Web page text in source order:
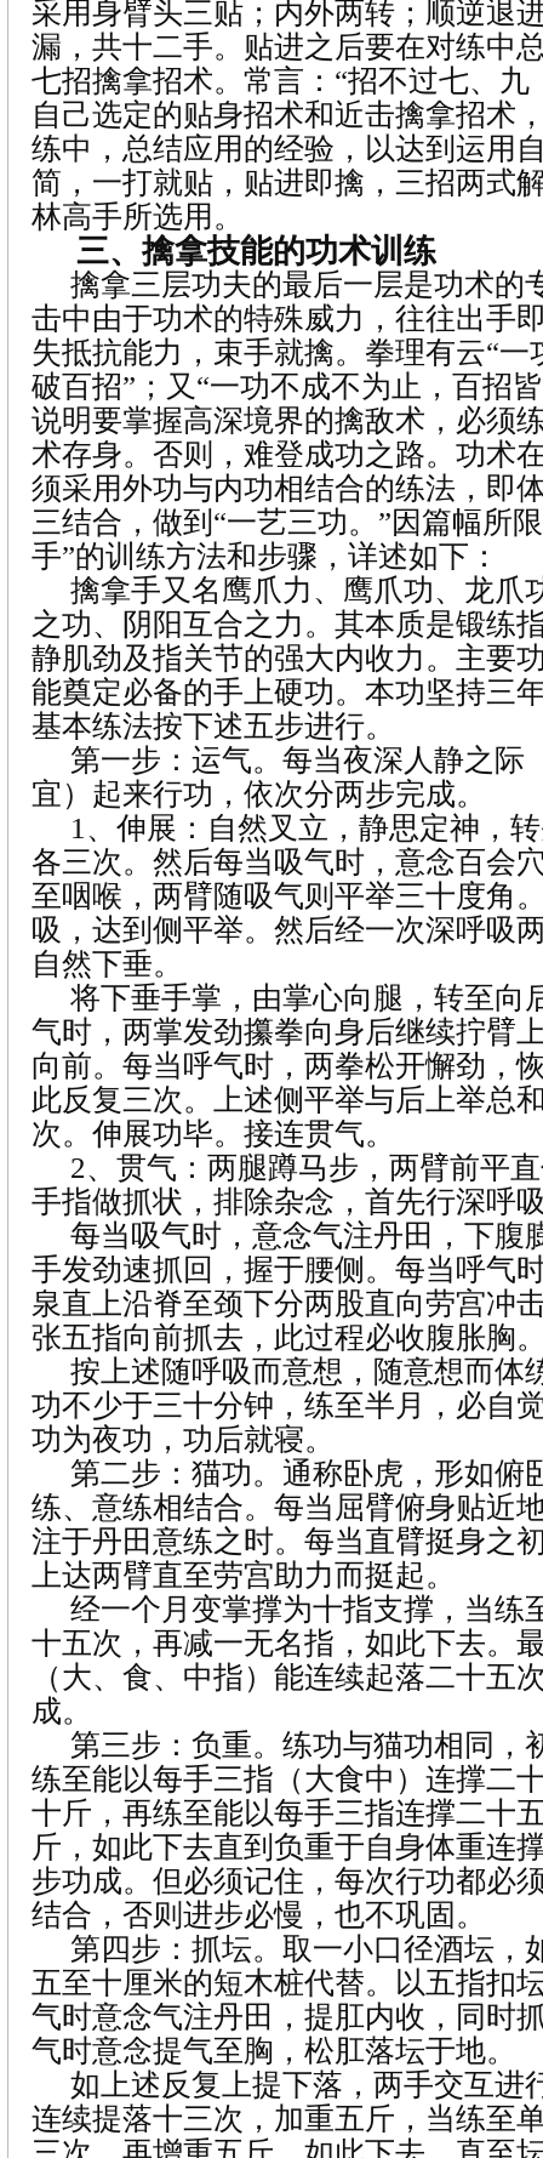
采用身臂头三贴；内外两转；顺逆退
漏，共十二手。贴进之后要在对练中
七招擒拿招术。常言：“招不过七、九
自己选定的贴身招术和近击擒拿招术
练中，总结应用的经验，以达到运用
简，一打就贴，贴进即擒，三招两式
林高手所选用。
三、擒拿技能的功术训练
擒拿三层功夫的最后一层是功术的
击中由于功术的特殊威力，往往出手
失抵抗能力，束手就擒。拳理有云“一
破百招”；又“一功不成不为止，百招
说明要掌握高深境界的擒敌术，必须
术存身。否则，难登成功之路。功术
须采用外功与内功相结合的练法，即
三结合，做到“一艺三功。”因篇幅所
手”的训练方法和步骤，详述如下：
擒拿手又名鹰爪力、鹰爪功、龙爪
之功、阴阳互合之力。其本质是锻练
静肌劲及指关节的强大内收力。主要
能奠定必备的手上硬功。本功坚持三
基本练法按下述五步进行。
第一步：运气。每当夜深人静之际
宜）起来行功，依次分两步完成。
1、伸展：自然叉立，静思定神，
各三次。然后每当吸气时，意念百会
至咽喉，两臂随吸气则平举三十度角
吸，达到侧平举。然后经一次深呼吸
自然下垂。
将下垂手掌，由掌心向腿，转至向
气时，两掌发劲攥拳向身后继续拧臂
向前。每当呼气时，两拳松开懈劲，
此反复三次。上述侧平举与后上举总
次。伸展功毕。接连贯气。
2、贯气：两腿蹲马步，两臂前平
手指做抓状，排除杂念，首先行深呼
每当吸气时，意念气注丹田，下腹
手发劲速抓回，握于腰侧。每当呼气
泉直上沿脊至颈下分两股直向劳宫冲
张五指向前抓去，此过程必收腹胀胸
按上述随呼吸而意想，随意想而体
功不少于三十分钟，练至半月，必自
功为夜功，功后就寝。
第二步：猫功。通称卧虎，形如俯
练、意练相结合。每当屈臂俯身贴近
注于丹田意练之时。每当直臂挺身之
上达两臂直至劳宫助力而挺起。
经一个月变掌撑为十指支撑，当练
十五次，再减一无名指，如此下去。
（大、食、中指）能连续起落二十五
成。
第三步：负重。练功与猫功相同，
练至能以每手三指（大食中）连撑二
十斤，再练至能以每手三指连撑二十
斤，如此下去直到负重于自身体重连
步功成。但必须记住，每次行功都必
结合，否则进步必慢，也不巩固。
第四步：抓坛。取一小口径酒坛，
五至十厘米的短木桩代替。以五指扣
气时意念气注丹田，提肛内收，同时
气时意念提气至胸，松肛落坛于地。
如上述反复上提下落，两手交互进
连续提落十三次，加重五斤，当练至